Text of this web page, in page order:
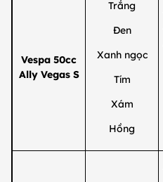
Vespa 50cc
Ally Vegas S
Trắng
Đen
Xanh ngọc
Tím
Xám
Hồng